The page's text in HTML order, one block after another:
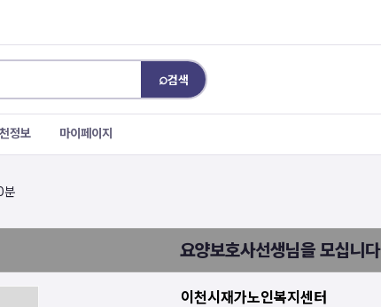
⌕검색
정보 마이페이지
분
요양보호사선생님을 모십니다
이천시재가노인복지센터